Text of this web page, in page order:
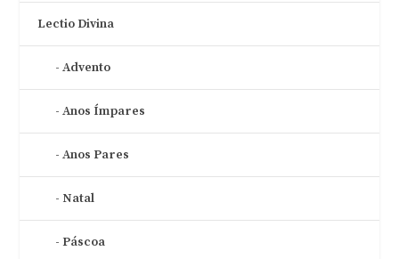
Lectio Divina
Advento
Anos Ímpares
Anos Pares
Natal
Páscoa